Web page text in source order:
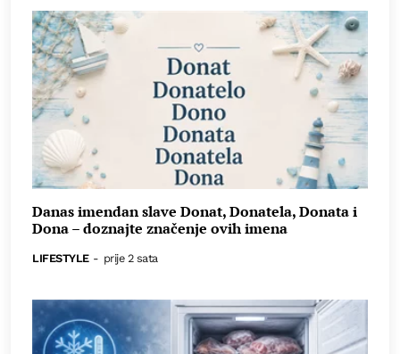
Danas imendan slave Donat, Donatela, Donata i
Dona – doznajte značenje ovih imena
LIFESTYLE - prije 2 sata